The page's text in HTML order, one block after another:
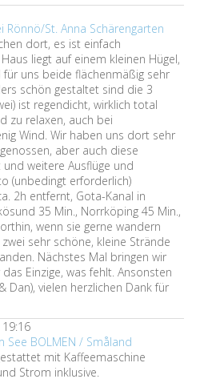
Rönnö/St. Anna Schärengarten
dort, es ist einfach
liegt auf einem kleinen Hügel,
uns beide flächenmäßig sehr
schön gestaltet sind die 3
ist regendicht, wirklich total
zu relaxen, auch bei
Wind. Wir haben uns dort sehr
aber auch diese
weitere Ausflüge und
(unbedingt erforderlich)
2h entfernt, Gota-Kanal in
35 Min., Norrköping 45 Min.,
wenn sie gerne wandern
sehr schöne, kleine Strände
Nächstes Mal bringen wir
Einzige, was fehlt. Ansonsten
Dan), vielen herzlichen Dank für
See BOLMEN / Småland
mit Kaffeemaschine
Strom inklusive.